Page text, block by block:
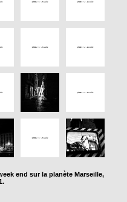
end sur la planète Marseille,